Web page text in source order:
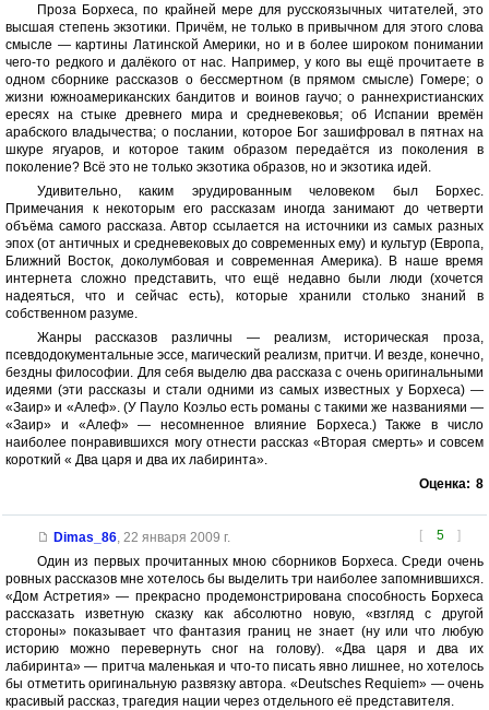
Проза Борхеса, по крайней мере для русскоязычных читателей, это
высшая степень экзотики. Причём, не только в привычном для этого слова
смысле — картины Латинской Америки, но и в более широком понимании
чего-то редкого и далёкого от нас. Например, у кого вы ещё прочитаете в
одном сборнике рассказов о бессмертном (в прямом смысле) Гомере; о
жизни южноамериканских бандитов и воинов гаучо; о раннехристианских
ересях на стыке древнего мира и средневековья; об Испании времён
арабского владычества; о послании, которое Бог зашифровал в пятнах на
шкуре ягуаров, и которое таким образом передаётся из поколения в
поколение? Всё это не только экзотика образов, но и экзотика идей.
Удивительно, каким эрудированным человеком был Борхес.
Примечания к некоторым его рассказам иногда занимают до четверти
объёма самого рассказа. Автор ссылается на источники из самых разных
эпох (от античных и средневековых до современных ему) и культур (Европа,
Ближний Восток, доколумбовая и современная Америка). В наше время
интернета сложно представить, что ещё недавно были люди (хочется
надеяться, что и сейчас есть), которые хранили столько знаний в
собственном разуме.
Жанры рассказов различны — реализм, историческая проза,
псевдодокументальные эссе, магический реализм, притчи. И везде, конечно,
бездны философии. Для себя выделю два рассказа с очень оригинальными
идеями (эти рассказы и стали одними из самых известных у Борхеса) —
«Заир» и «Алеф». (У Пауло Коэльо есть романы с такими же названиями —
«Заир» и «Алеф» — несомненное влияние Борхеса.) Также в число
наиболее понравившихся могу отнести рассказ «Вторая смерть» и совсем
короткий « Два царя и два их лабиринта».
Оценка: 8
[ 5 ]
Dimas_86, 22 января 2009 г.
Один из первых прочитанных мною сборников Борхеса. Среди очень
ровных рассказов мне хотелось бы выделить три наиболее запомнившихся.
«Дом Астретия» — прекрасно продемонстрирована способность Борхеса
рассказать изветную сказку как абсолютно новую, «взгляд с другой
стороны» показывает что фантазия границ не знает (ну или что любую
историю можно перевернуть сног на голову). «Два царя и два их
лабиринта» — притча маленькая и что-то писать явно лишнее, но хотелось
бы отметить оригинальную развязку автора. «Deutsches Requiem» — очень
красивый рассказ, трагедия нации через отдельного её представителя.